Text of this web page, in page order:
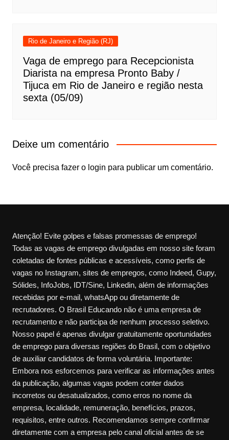
Rio de Janeiro e Região (RJ)
Vaga de emprego para Recepcionista
Diarista na empresa Pronto Baby /
Tijuca em Rio de Janeiro e região nesta
sexta (05/09)
Deixe um comentário
Você precisa fazer o login para publicar um comentário.
Atenção! Evite golpes e falsas promessas de emprego!
Todas as vagas de emprego divulgadas em nosso site foram
coletadas de fontes públicas e acessíveis, como perfis de
vagas no Instagram, sites de empregos, como Indeed, Gupy,
Sólides, InfoJobs, IDT/Sine, Linkedin, além de informações
recebidas por e-mail, whatsApp ou diretamente de
recrutadores. O Brasil Educando não é uma empresa de
recrutamento e não participa de nenhum processo seletivo.
Nosso papel é apenas divulgar gratuitamente oportunidades
de emprego para diversas regiões do Brasil, com o objetivo
de auxiliar candidatos de forma voluntária. Importante:
Embora nos esforcemos para verificar as informações antes
da publicação, algumas vagas podem conter dados
incorretos ou desatualizados, como erros no nome da
empresa, localidade, remuneração, benefícios, prazos,
requisitos, entre outros. Recomendamos sempre confirmar
diretamente com a empresa pelo canal oficial antes de se